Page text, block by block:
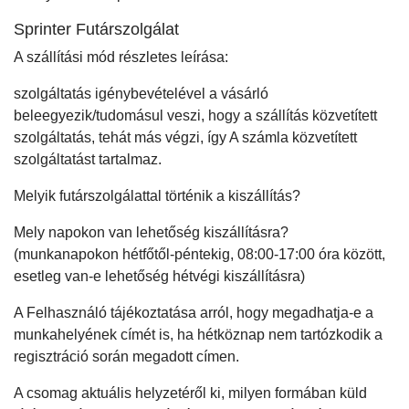
Sprinter Futárszolgálat
A szállítási mód részletes leírása:
szolgáltatás igénybevételével a vásárló
beleegyezik/tudomásul veszi, hogy a szállítás közvetített
szolgáltatás, tehát más végzi, így A számla közvetített
szolgáltatást tartalmaz.
Melyik futárszolgálattal történik a kiszállítás?
Mely napokon van lehetőség kiszállításra?
(munkanapokon hétfőtől-péntekig, 08:00-17:00 óra között,
esetleg van-e lehetőség hétvégi kiszállításra)
A Felhasználó tájékoztatása arról, hogy megadhatja-e a
munkahelyének címét is, ha hétköznap nem tartózkodik a
regisztráció során megadott címen.
A csomag aktuális helyzetéről ki, milyen formában küld